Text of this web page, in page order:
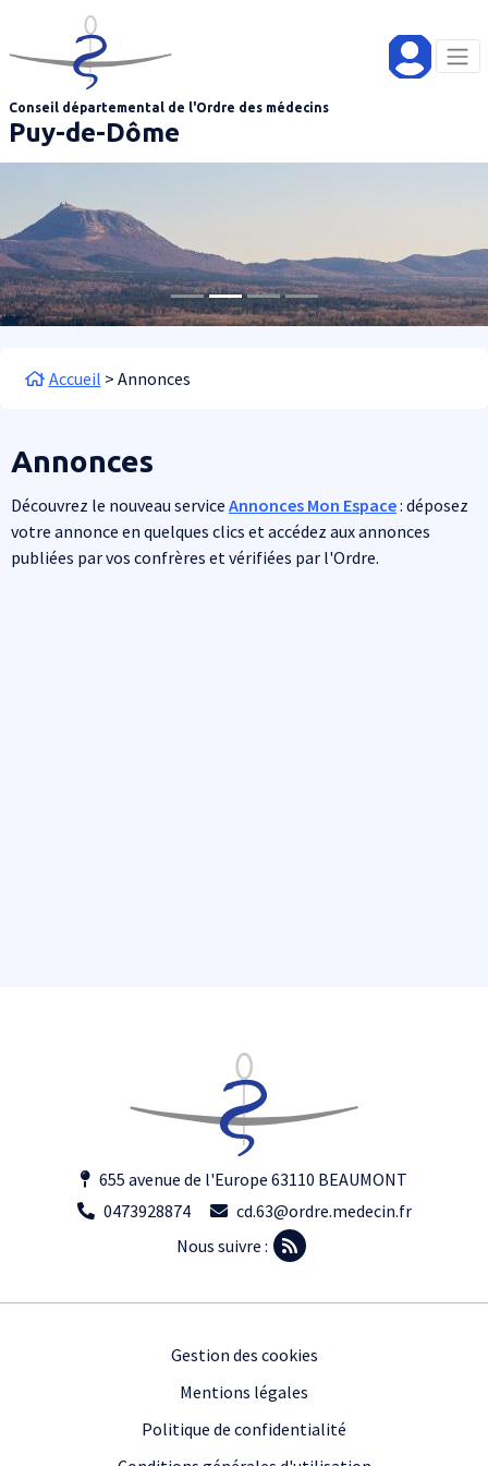
Aller au contenu principal
Conseil départemental de l'Ordre des médecins
Puy-de-Dôme
Fil d'Ariane
Accueil Annonces
Annonces
Découvrez le nouveau service Annonces Mon Espace: déposez
votre annonce en quelques clics et accédez aux annonces
publiées par vos confrères et vérifiées par l'Ordre.
655 avenue de l'Europe 63110 BEAUMONT
0473928874
cd.63@ordre.medecin.fr
Nous suivre :
Gestion des cookies
Mentions légales
Politique de confidentialité
Panneau de gestion des cookies